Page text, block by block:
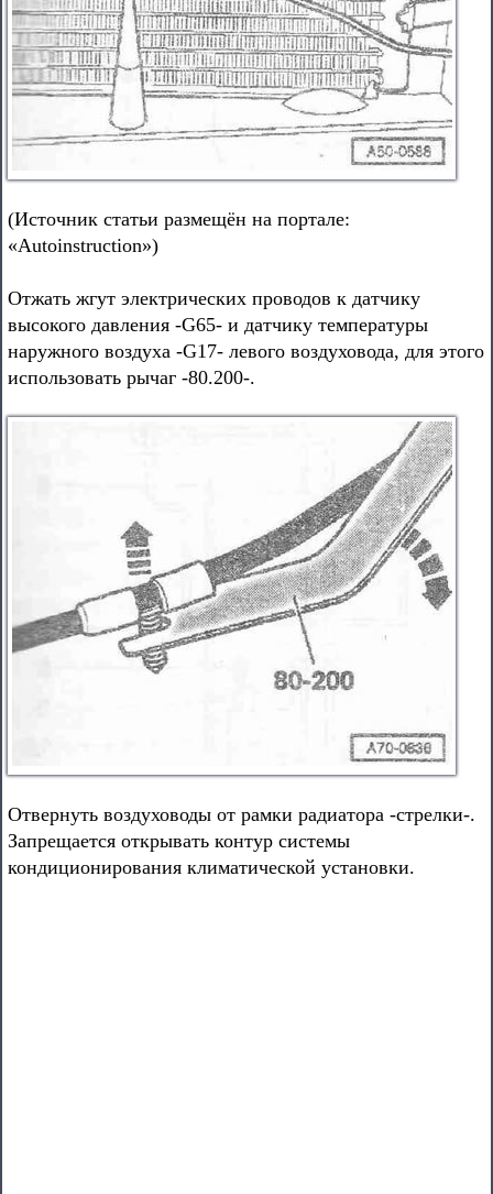
(Источник статьи размещён на портале:
«Autoinstruction»)
Отжать жгут электрических проводов к датчику
высокого давления -G65- и датчику температуры
наружного воздуха -G17- левого воздуховода, для этого
использовать рычаг -80.200-.
Отвернуть воздуховоды от рамки радиатора -стрелки-.
Запрещается открывать контур системы
кондиционирования климатической установки.